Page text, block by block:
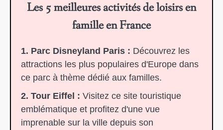
Les 5 meilleures activités de loisirs en
famille en France
1. Parc Disneyland Paris : Découvrez les
attractions les plus populaires d'Europe dans
ce parc à thème dédié aux familles.
2. Tour Eiffel : Visitez ce site touristique
emblématique et profitez d'une vue
imprenable sur la ville depuis son